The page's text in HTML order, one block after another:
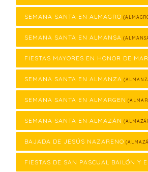
SEMANA SANTA EN ALMAGRO
SEMANA SANTA EN ALMANSA
FIESTAS MAYORES EN HONOR DE
SEMANA SANTA EN ALMANZA
SEMANA SANTA EN ALMARGEN
SEMANA SANTA EN ALMAZÁN
BAJADA DE JESÚS NAZARENO
FIESTAS DE SAN PASCUAL BAILÓN Y